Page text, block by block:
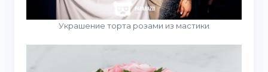
Украшение торта розами из мастики